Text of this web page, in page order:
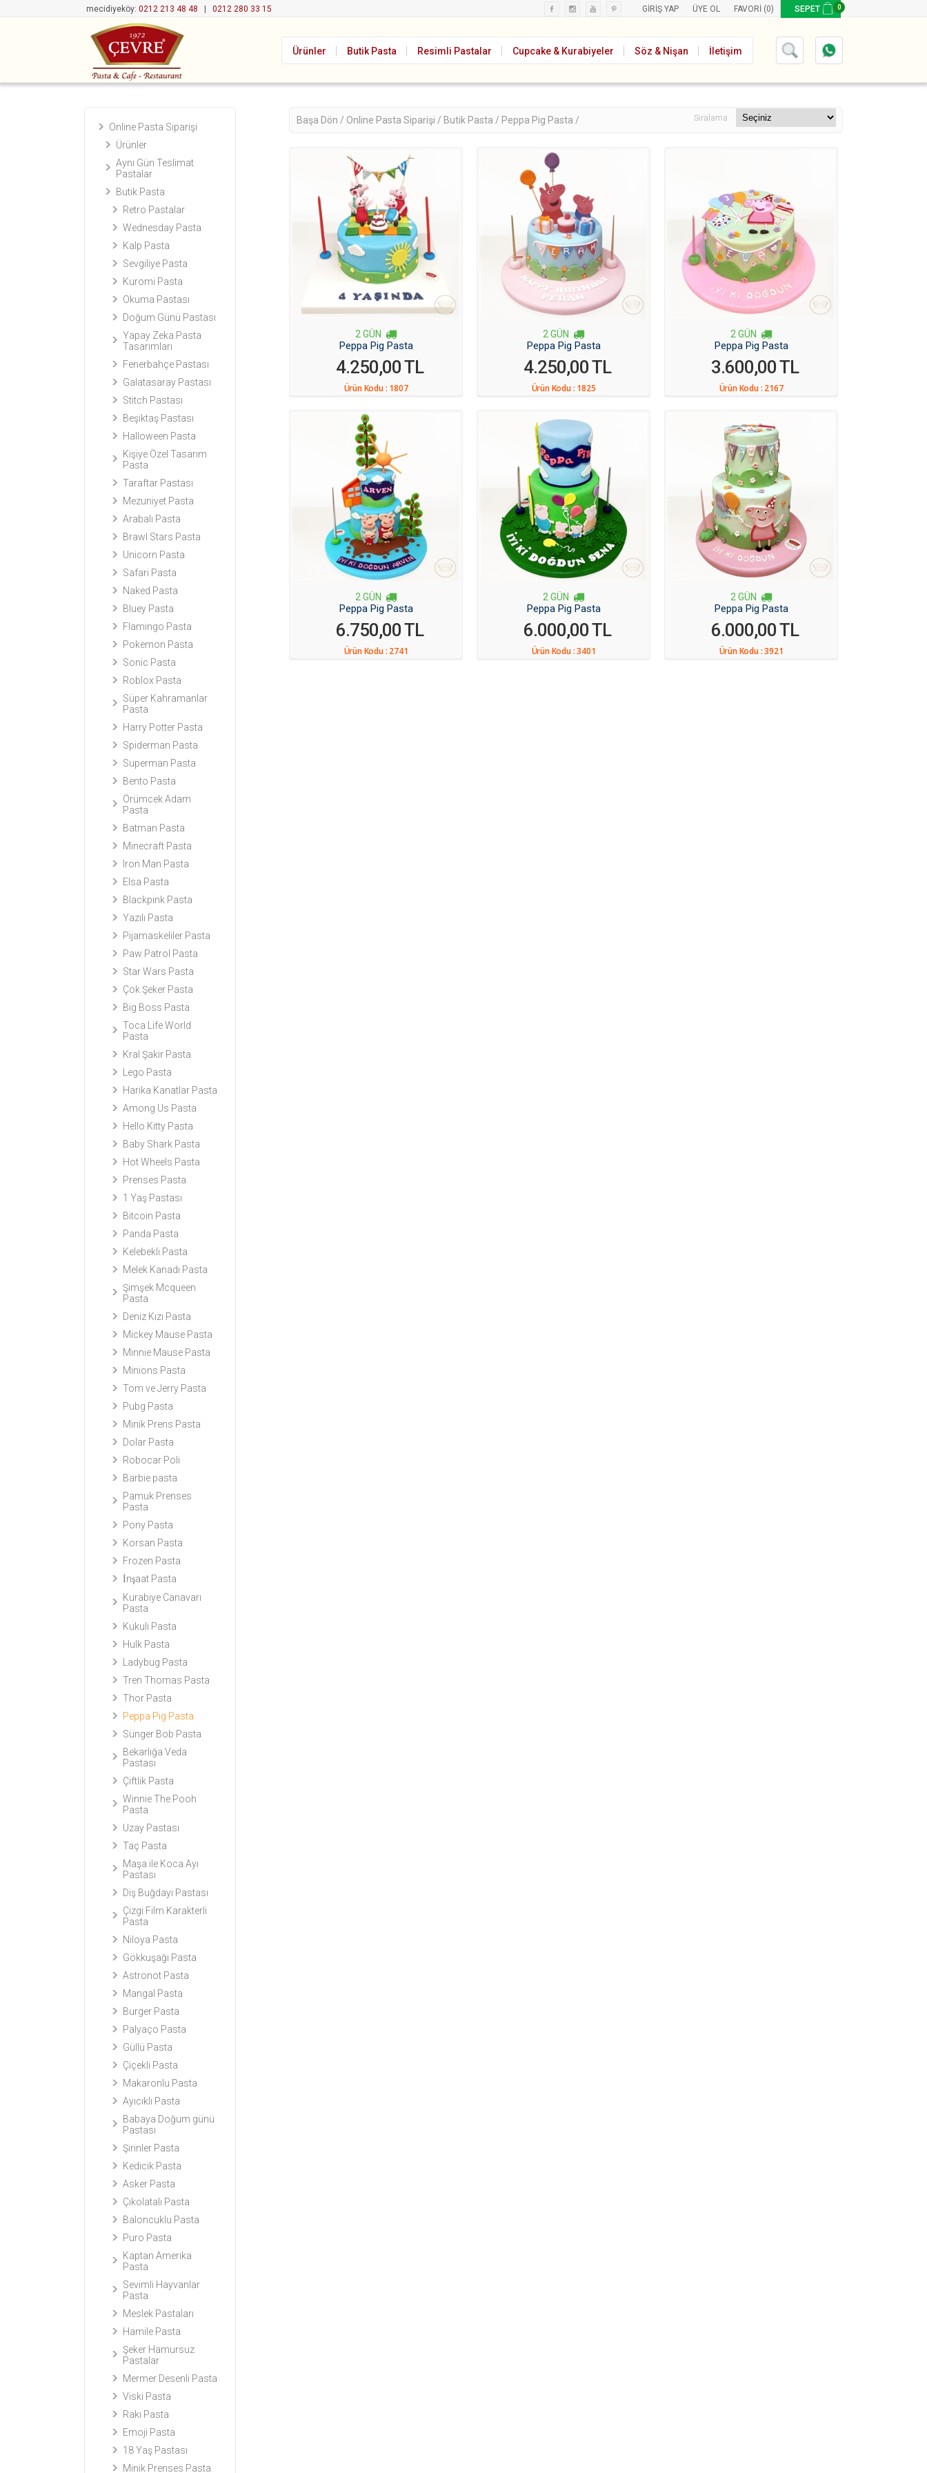
mecidiyeköy: 0212 213 48 48 0212 280 33 15 GIRIŞ YAP ÜYE OL FAVORI (0) SEPET 0
Ürünler Butik Pasta Resimli Pastalar Cupcake & Kurabiyeler Söz & Nişan İletişim
Online Pasta Siparişi
Ürünler
Aynı Gün Teslimat
Pastalar
Butik Pasta
Retro Pastalar
Wednesday Pasta
Kalp Pasta
Sevgiliye Pasta
Kuromi Pasta
Okuma Pastası
Doğum Günü Pastası
Yapay Zeka Pasta
Tasarımları
Fenerbahçe Pastası
Galatasaray Pastası
Stitch Pastası
Beşiktaş Pastası
Halloween Pasta
Kişiye Özel Tasarım
Pasta
Taraftar Pastası
Mezuniyet Pasta
Arabalı Pasta
Brawl Stars Pasta
Unicorn Pasta
Safari Pasta
Naked Pasta
Bluey Pasta
Flamingo Pasta
Pokemon Pasta
Sonic Pasta
Roblox Pasta
Süper Kahramanlar
Pasta
Harry Potter Pasta
Spiderman Pasta
Superman Pasta
Bento Pasta
Örümcek Adam
Pasta
Batman Pasta
Minecraft Pasta
Iron Man Pasta
Elsa Pasta
Blackpink Pasta
Yazılı Pasta
Pijamaskeliler Pasta
Paw Patrol Pasta
Star Wars Pasta
Çok Şeker Pasta
Big Boss Pasta
Toca Life World
Pasta
Kral Şakir Pasta
Lego Pasta
Harika Kanatlar Pasta
Among Us Pasta
Hello Kitty Pasta
Baby Shark Pasta
Hot Wheels Pasta
Prenses Pasta
1 Yaş Pastası
Bitcoin Pasta
Panda Pasta
Kelebekli Pasta
Melek Kanadı Pasta
Şimşek Mcqueen
Pasta
Deniz Kızı Pasta
Mickey Mause Pasta
Minnie Mause Pasta
Minions Pasta
Tom ve Jerry Pasta
Pubg Pasta
Minik Prens Pasta
Dolar Pasta
Robocar Poli
Barbie pasta
Pamuk Prenses
Pasta
Pony Pasta
Korsan Pasta
Frozen Pasta
İnşaat Pasta
Kurabiye Canavarı
Pasta
Kukuli Pasta
Hulk Pasta
Ladybug Pasta
Tren Thomas Pasta
Thor Pasta
Peppa Pig Pasta
Sünger Bob Pasta
Bekarlığa Veda
Pastası
Çiftlik Pasta
Winnie The Pooh
Pasta
Uzay Pastası
Taç Pasta
Maşa ile Koca Ayı
Pastası
Diş Buğdayı Pastası
Çizgi Film Karakterli
Pasta
Niloya Pasta
Gökkuşağı Pasta
Astronot Pasta
Mangal Pasta
Burger Pasta
Palyaço Pasta
Güllü Pasta
Çiçekli Pasta
Makaronlu Pasta
Ayıcıklı Pasta
Babaya Doğum günü
Pastası
Şirinler Pasta
Kedicik Pasta
Asker Pasta
Çikolatalı Pasta
Baloncuklu Pasta
Puro Pasta
Kaptan Amerika
Pasta
Sevimli Hayvanlar
Pasta
Meslek Pastaları
Hamile Pasta
Şeker Hamursuz
Pastalar
Mermer Desenli Pasta
Viski Pasta
Rakı Pasta
Emoji Pasta
18 Yaş Pastası
Minik Prenses Pasta
Başa Dön / Online Pasta Siparişi / Butik Pasta / Peppa Pig Pasta / Sıralama
2 GÜN
Peppa Pig Pasta
4.250,00 TL
Ürün Kodu : 1807
2 GÜN
Peppa Pig Pasta
4.250,00 TL
Ürün Kodu : 1825
2 GÜN
Peppa Pig Pasta
3.600,00 TL
Ürün Kodu : 2167
2 GÜN
Peppa Pig Pasta
6.750,00 TL
Ürün Kodu : 2741
2 GÜN
Peppa Pig Pasta
6.000,00 TL
Ürün Kodu :3401
2 GÜN
Peppa Pig Pasta
6.000,00 TL
Ürün Kodu :3921